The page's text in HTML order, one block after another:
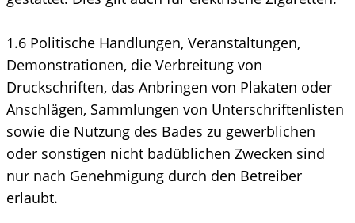
1.6 Politische Handlungen, Veranstaltungen,
Demonstrationen, die Verbreitung von
Druckschriften, das Anbringen von Plakaten oder
Anschlägen, Sammlungen von Unterschriftenlisten
sowie die Nutzung des Bades zu gewerblichen
oder sonstigen nicht badüblichen Zwecken sind
nur nach Genehmigung durch den Betreiber
erlaubt.